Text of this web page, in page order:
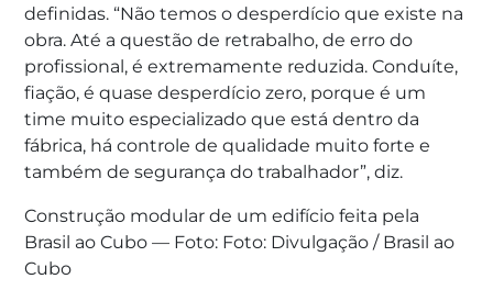
definidas. “Não temos o desperdício que existe na
obra. Até a questão de retrabalho, de erro do
profissional, é extremamente reduzida. Conduíte,
fiação, é quase desperdício zero, porque é um
time muito especializado que está dentro da
fábrica, há controle de qualidade muito forte e
também de segurança do trabalhador”, diz.
Construção modular de um edifício feita pela
Brasil ao Cubo — Foto: Foto: Divulgação / Brasil ao
Cubo